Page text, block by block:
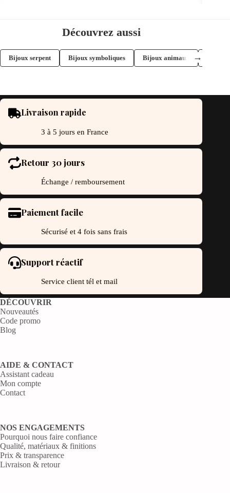
être
choisies
du
Découvrez aussi
Bijoux serpent Bijoux symboliques Bijoux animaux →
Livraison rapide
3 à 5 jours en France
Retour 30 jours
Échange / remboursement
Paiement facile
Sécurisé et 4 fois sans frais
Support réactif
Service client tél et mail
DÉCOUVRIR
Nouveautés
Code promo
Blog
AIDE & CONTACT
Assistant cadeau
Mon compte
Contact
NOS ENGAGEMENTS
Pourquoi nous faire confiance
Qualité, matériaux & finitions
Prix & transparence
Livraison & retour